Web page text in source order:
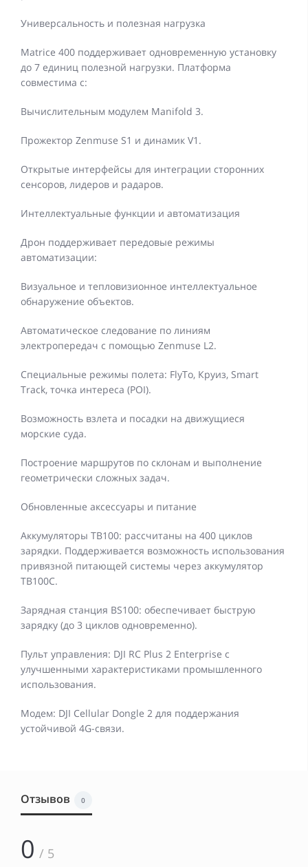
Универсальность и полезная нагрузка
Matrice 400 поддерживает одновременную установку
до 7 единиц полезной нагрузки. Платформа
совместима с:
Вычислительным модулем Manifold 3.
Прожектор Zenmuse S1 и динамик V1.
Открытые интерфейсы для интеграции сторонних
сенсоров, лидеров и радаров.
Интеллектуальные функции и автоматизация
Дрон поддерживает передовые режимы
автоматизации:
Визуальное и тепловизионное интеллектуальное
обнаружение объектов.
Автоматическое следование по линиям
электропередач с помощью Zenmuse L2.
Специальные режимы полета: FlyTo, Круиз, Smart
Track, точка интереса (POI).
Возможность взлета и посадки на движущиеся
морские суда.
Построение маршрутов по склонам и выполнение
геометрически сложных задач.
Обновленные аксессуары и питание
Аккумуляторы TB100: рассчитаны на 400 циклов
зарядки. Поддерживается возможность использования
привязной питающей системы через аккумулятор
TB100C.
Зарядная станция BS100: обеспечивает быструю
зарядку (до 3 циклов одновременно).
Пульт управления: DJI RC Plus 2 Enterprise с
улучшенными характеристиками промышленного
использования.
Модем: DJI Cellular Dongle 2 для поддержания
устойчивой 4G-связи.
Отзывов 0
0 / 5